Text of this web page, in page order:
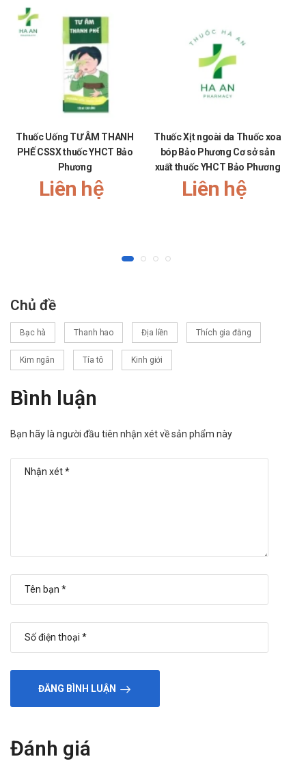
hạnh phúc!
Thuốc Uống TƯ ÂM THANH
PHẾ CSSX thuốc YHCT Bảo
Phương
Liên hệ
Thuốc Xịt ngoài da Thuốc xoa
bóp Bảo Phương Cơ sở sản
xuất thuốc YHCT Bảo Phương
Liên hệ
Chủ đề
Bạc hà Thanh hao Địa liền Thích gia đằng
Kim ngân Tía tô Kinh giới
Bình luận
Bạn hãy là người đầu tiên nhận xét về sản phẩm này
ĐĂNG BÌNH LUẬN
Đánh giá